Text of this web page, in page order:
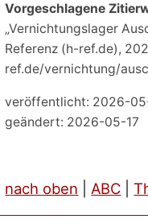
Vorgeschlagene
„Vernichtungslager
Referenz (h-ref.de),
ref.de/vernichtung/
veröffentlicht: 2026-
geändert: 2026-05-17
nach oben ABC |